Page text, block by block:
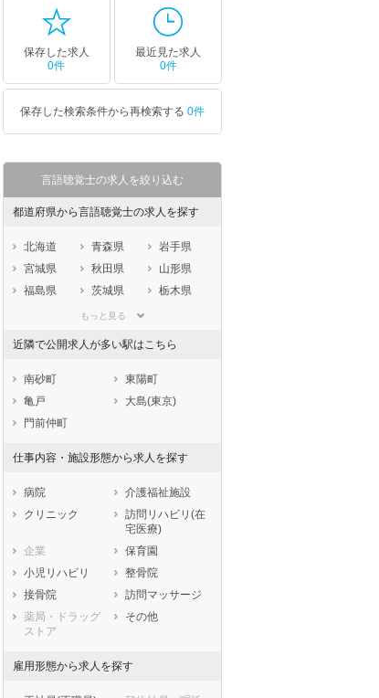
セラピスト
世の中の需要の高まりととも
人をご紹介！
保存した求人
0件
最近見た求人
0件
保存した検索条件から再検索する 0件
言語聴覚士の求人を絞り込む
都道府県から言語聴覚士の求人を探す
北海道 青森県
岩手県
宮城県
秋田県
山形県
福島県
茨城県
栃木県
埼玉県
石川県
福井県
静岡県
愛知県
三重県
滋賀県
鳥取県
島根県
岡山県
広島県
山口県
徳島県
香川県
愛媛県
高知県
長崎県
熊本県
大分県
鹿児島県
沖縄県
もっと見る
近隣で公開求人が多い駅はこちら
南砂町
東陽町
亀戸
大島(東京)
門前仲町
仕事内容・施設形態から求人を探す
病院
介護福祉施設
クリニック
訪問リハビリ(在
宅医療)
企業
保育園
小児リハビリ
整骨院
接骨院
訪問マッサージ
薬局・ドラッグ
ストア
その他
雇用形態から求人を探す